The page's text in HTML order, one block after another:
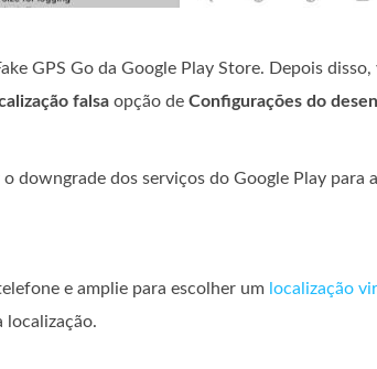
GPS Go da Google Play Store. Depois
falsa opção de Configurações do
downgrade dos serviços do Google Play para
e amplie para escolher um localização
localização.